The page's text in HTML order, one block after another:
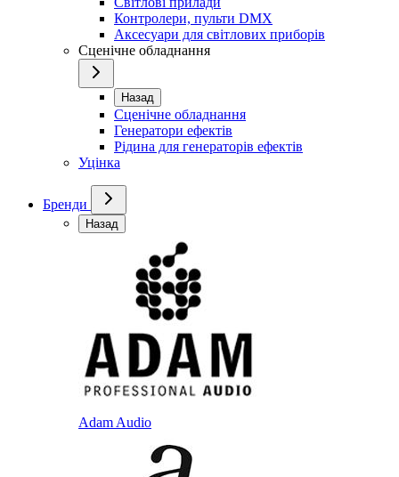
Контролери, пульти DMX
Аксесуари для світлових приборів
Сценічне обладнання
Назад
Сценічне обладнання
Генератори ефектів
Рідина для генераторів ефектів
Уцінка
Бренди
Назад
Adam Audio